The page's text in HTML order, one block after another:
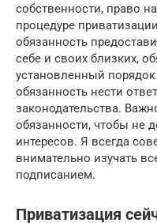
собственности, право
процедуре
обязанность
себе и своих близких,
установленный
обязанность нести
законодательства.
обязанности, чтобы не
интересов. Я всегда
внимательно изучать
подписанием.
Приватизация